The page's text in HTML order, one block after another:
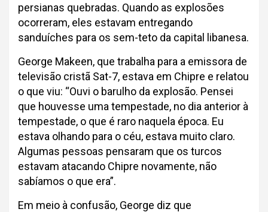
persianas quebradas. Quando as explosões
ocorreram, eles estavam entregando
sanduíches para os sem-teto da capital libanesa.
George Makeen, que trabalha para a emissora de
televisão cristã Sat-7, estava em Chipre e relatou
o que viu: “Ouvi o barulho da explosão. Pensei
que houvesse uma tempestade, no dia anterior à
tempestade, o que é raro naquela época. Eu
estava olhando para o céu, estava muito claro.
Algumas pessoas pensaram que os turcos
estavam atacando Chipre novamente, não
sabíamos o que era”.
Em meio à confusão, George diz que